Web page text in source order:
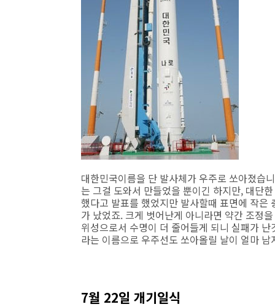
대한민국이름을 단 발사체가 우주로 쏘아졌습
는 그걸 도와서 만들었을 뿐이긴 하지만, 대단
했다고 발표를 했었지만 발사할때 표면에 작
가 났었죠. 크게 벗어난게 아니라면 약간 조정
위성으로서 수명이 더 줄어들게 되니 실패가
라는 이름으로 우주선도 쏘아올릴 날이 얼마
7월 22일 개기일식